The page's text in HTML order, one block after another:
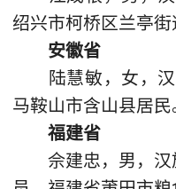
绍兴市柯桥区兰亭街
安徽省
陆慧敏，女，汉
马鞍山市含山县居民
福建省
佘建忠，男，汉